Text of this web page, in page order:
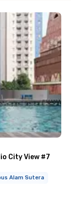
City View #7
Alam Sutera